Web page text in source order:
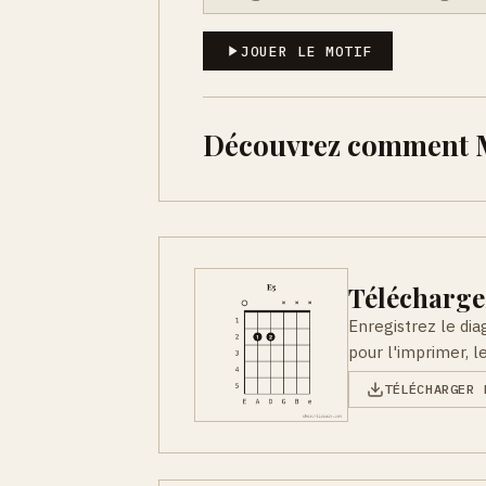
JOUER LE MOTIF
Découvrez
Enregistrez le
pour l'imprimer,
TÉLÉCHARGER